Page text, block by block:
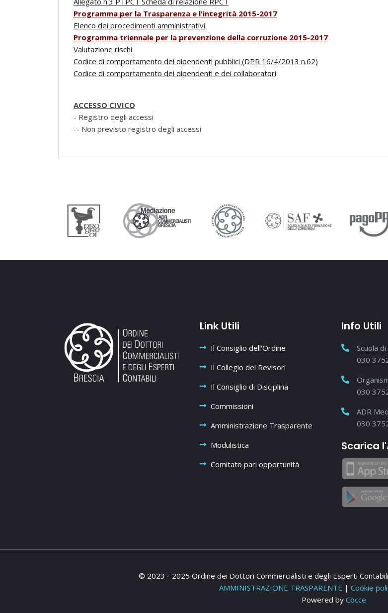
Programma per la Trasparenza e l'integrità 2015-2017
Elenco dei procedimenti amministrativi
Programma triennale per la prevenzione della corruzione 2015-2017
Valutazione rischi
Codice di comportamento dei dipendenti pubblici (DPR 16/4/2013 n.62)
Codice di comportamento dei dipendenti e dei collaboratori
ACCESSO CIVICO
- Registro degli accessi
-- Non previsto registro degli accessi
Link Utili
Il Consiglio dell'Ordine
Il Collegio dei Revisori
Il Consiglio di Disciplina
Commissioni
Amministrazione Trasparente
Modulistica
Comitato pari opportunità
Info Utili
Scuola
030
030
ADR
030
Scarica
© 2023 - 2025 Ordine dei Dottori Commercialisti e degli Esperti
AMMINISTRAZIONE TRASPARENTE | Cookie
Powered by Cocce